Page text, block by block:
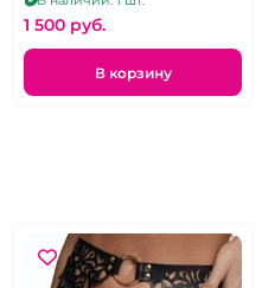
1 500 pуб.
В корзину